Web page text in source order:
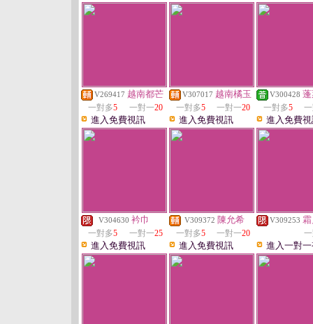
V269417 越南都芒
一對多5 一對一20
進入免費視訊
V307017 越南橘玉
一對多5 一對一20
進入免費視訊
V300428
一對多5
進入免費
V304630 衿巾
一對多5 一對一25
進入免費視訊
V309372 陳允希
一對多5 一對一20
進入免費視訊
V309253
進入一對